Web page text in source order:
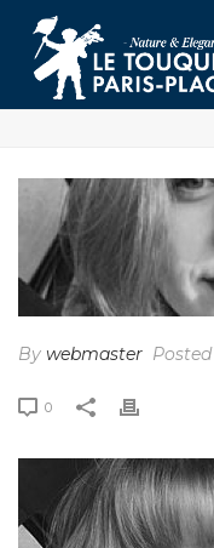
By webmaster Posted
0